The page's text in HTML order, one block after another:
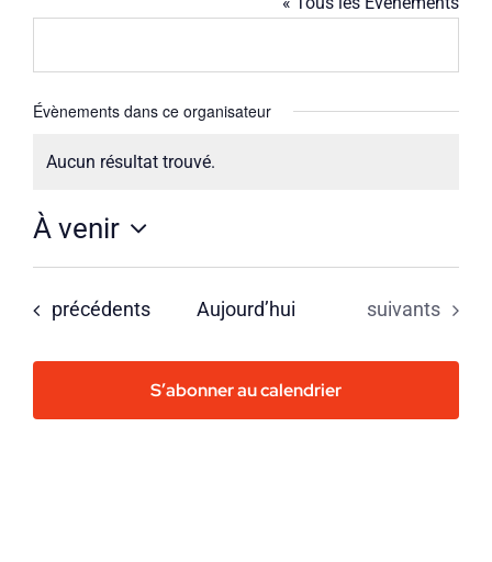
Évènements dans ce organisateur
Notice
Aucun résultat trouvé.
À venir
Sélectionnez
date.
Évènements
précédents Aujourd’hui Évènements
suivants
S’abonner au calendrier